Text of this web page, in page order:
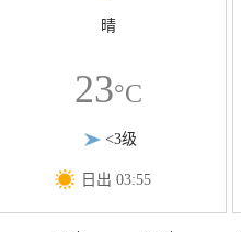
晴
23°C
<3级
日出 03:55